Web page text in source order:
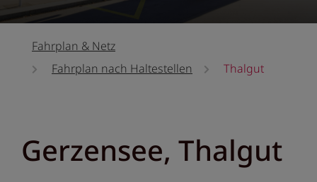
Fahrplan & Netz
Fahrplan nach Haltestellen
Thalgut
Gerzensee, Thalgut